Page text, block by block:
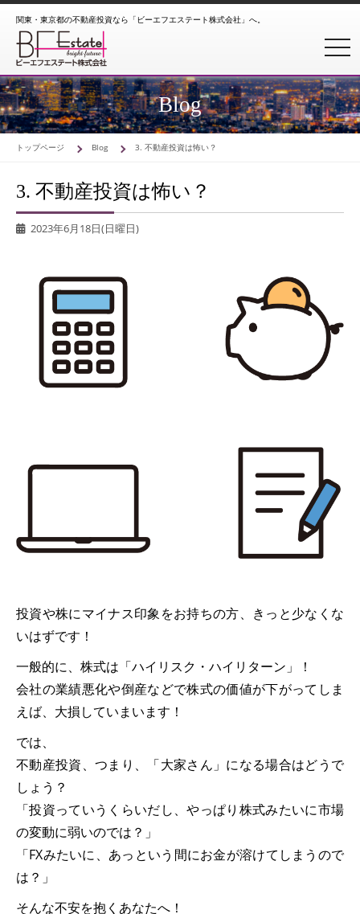
関東・東京都の不動産投資なら「ビーエフエステート株式会社」へ。
Blog
トップページ Blog 3. 不動産投資は怖い？
3. 不動産投資は怖い？
2023年6月18日(日曜日)
投資や株にマイナス印象をお持ちの方、きっと少なくな
いはずです！
一般的に、株式は「ハイリスク・ハイリターン」！
会社の業績悪化や倒産などで株式の価値が下がってしま
えば、大損していまいます！
では、
不動産投資、つまり、「大家さん」になる場合はどうで
しょう？
「投資っていうくらいだし、やっぱり株式みたいに市場
の変動に弱いのでは？」
「FXみたいに、あっという間にお金が溶けてしまうので
は？」
そんな不安を抱くあなたへ！